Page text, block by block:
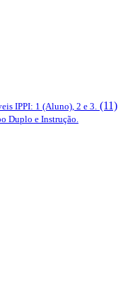
IPPI: 1 (Aluno), 2 e 3. (11)
Duplo e Instrução.